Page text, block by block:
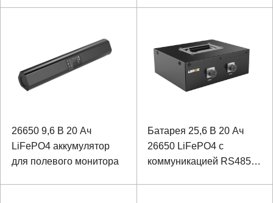
26650 9,6 В 20 Ач
LiFePO4 аккумулятор
для полевого монитора
Батарея 25,6 В 20 Ач
26650 LiFePO4 с
коммуникацией RS485